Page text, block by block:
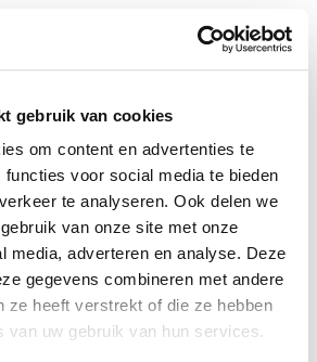
gebruik van cookies
om content en advertenties te
functies voor social media te bieden
te analyseren. Ook delen we
van onze site met onze
media, adverteren en analyse. Deze
gegevens combineren met andere
ze heeft verstrekt of die ze hebben
van uw gebruik van hun services.